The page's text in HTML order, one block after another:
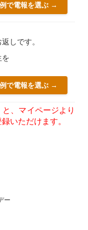
で電報を選ぶ →
しです。
を
で電報を選ぶ →
、マイページより
いただけます。
ー